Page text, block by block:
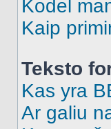
Kodėl
Kaip
Teksto
Kas yra
Ar galiu